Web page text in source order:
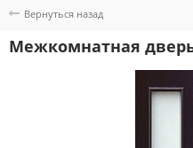
Вернуться назад
Межкомнатная